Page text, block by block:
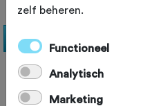
zelf beheren.
Functioneel
Analytisch
Marketing